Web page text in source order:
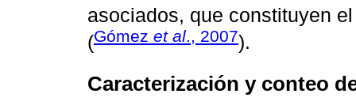
asociados, que constituyen
(Gómez et al., 2007).
Caracterización y conteo